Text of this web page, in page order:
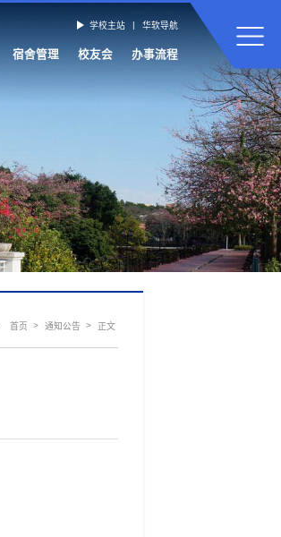
学校主站 | 华软导航
宿舍管理 校友会 办事流程
首页 > 通知公告 > 正文